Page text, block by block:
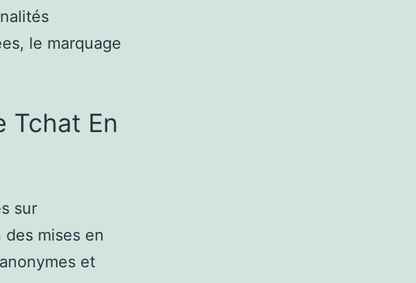
le marquage
Tchat En
sur
mises en
et